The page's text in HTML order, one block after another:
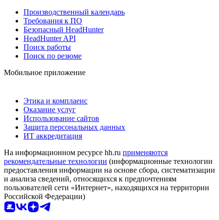
Производственный календарь
Требования к ПО
Безопасный HeadHunter
HeadHunter API
Поиск работы
Поиск по резюме
Мобильное приложение
Этика и комплаенс
Оказание услуг
Использование сайтов
Защита персональных данных
ИТ аккредитация
На информационном ресурсе hh.ru применяются
рекомендательные технологии (информационные технологии
предоставления информации на основе сбора, систематизации
и анализа сведений, относящихся к предпочтениям
пользователей сети «Интернет», находящихся на территории
Российской Федерации)